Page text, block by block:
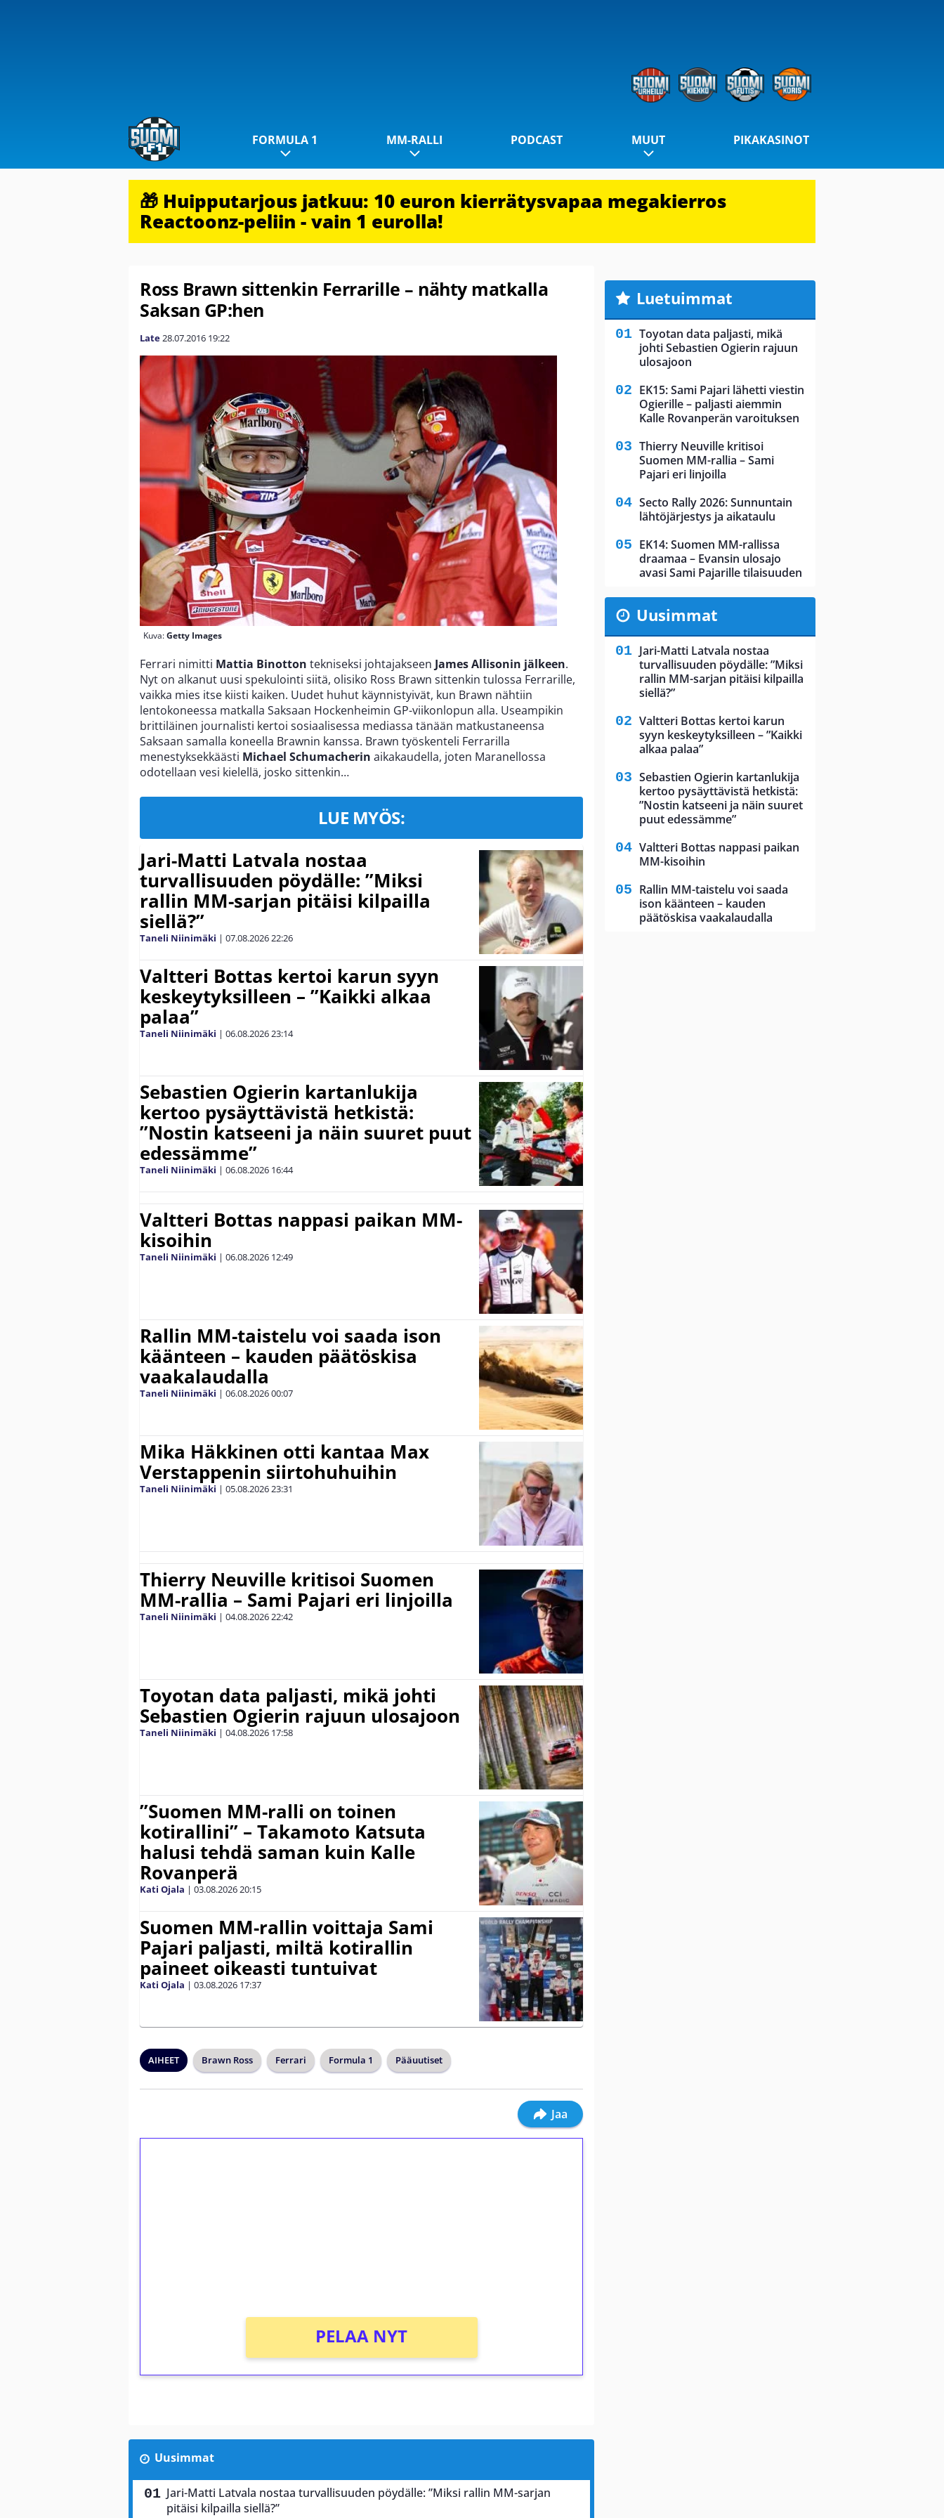
FORMULA 1 MM-RALLI PODCAST MUUT PIKAKASINOT
🎁 Huipputarjous jatkuu: 10 euron kierrätysvapaa megakierros
Reactoonz-peliin - vain 1 eurolla!
Ross Brawn sittenkin Ferrarille – nähty matkalla
Saksan GP:hen
Late28.07.2016 19:22
Kuva:Getty Images
Ferrari nimitti Mattia Binotton tekniseksi johtajakseen James Allisonin jälkeen.
Nyt on alkanut uusi spekulointi siitä, olisiko Ross Brawn sittenkin tulossa Ferrarille,
vaikka mies itse kiisti kaiken. Uudet huhut käynnistyivät, kun Brawn nähtiin
lentokoneessa matkalla Saksaan Hockenheimin GP-viikonlopun alla. Useampikin
brittiläinen journalisti kertoi sosiaalisessa mediassa tänään matkustaneensa
Saksaan samalla koneella Brawnin kanssa. Brawn työskenteli Ferrarilla
menestyksekkäästi Michael Schumacherin aikakaudella, joten Maranellossa
odotellaan vesi kielellä, josko sittenkin…
LUE MYÖS:
Jari-Matti Latvala nostaa
turvallisuuden pöydälle: ”Miksi
rallin MM-sarjan pitäisi kilpailla
siellä?”
Taneli Niinimäki | 07.08.202622:26
Valtteri Bottas kertoi karun syyn
keskeytyksilleen – ”Kaikki alkaa
palaa”
Taneli Niinimäki | 06.08.202623:14
Sebastien Ogierin kartanlukija
kertoo pysäyttävistä hetkistä:
”Nostin katseeni ja näin suuret puut
edessämme”
Taneli Niinimäki | 06.08.2026 16:44
Valtteri Bottas nappasi paikan MM-
kisoihin
Taneli Niinimäki | 06.08.2026 12:49
Rallin MM-taistelu voi saada ison
käänteen – kauden päätöskisa
vaakalaudalla
Taneli Niinimäki | 06.08.202600:07
Mika Häkkinen otti kantaa Max
Verstappenin siirtohuhuihin
Taneli Niinimäki | 05.08.202623:31
Thierry Neuville kritisoi Suomen
MM-rallia – Sami Pajari eri linjoilla
Taneli Niinimäki | 04.08.202622:42
Toyotan data paljasti, mikä johti
Sebastien Ogierin rajuun ulosajoon
Taneli Niinimäki | 04.08.2026 17:58
”Suomen MM-ralli on toinen
kotirallini” – Takamoto Katsuta
halusi tehdä saman kuin Kalle
Rovanperä
Kati Ojala | 03.08.202620:15
Suomen MM-rallin voittaja Sami
Pajari paljasti, miltä kotirallin
paineet oikeasti tuntuivat
Kati Ojala | 03.08.2026 17:37
AIHEET Brawn Ross Ferrari Formula 1 Pääuutiset
Jaa
PELAA NYT
Uusimmat
Jari-Matti Latvala nostaa turvallisuuden pöydälle: ”Miksi rallin MM-sarjan
pitäisi kilpailla siellä?”
Luetuimmat
Toyotan data paljasti, mikä
johti Sebastien Ogierin rajuun
ulosajoon
EK15: Sami Pajari lähetti viestin
Ogierille – paljasti aiemmin
Kalle Rovanperän varoituksen
Thierry Neuville kritisoi
Suomen MM-rallia – Sami
Pajari eri linjoilla
Secto Rally 2026: Sunnuntain
lähtöjärjestys ja aikataulu
EK14: Suomen MM-rallissa
draamaa – Evansin ulosajo
avasi Sami Pajarille tilaisuuden
Uusimmat
Jari-Matti Latvala nostaa
turvallisuuden pöydälle: ”Miksi
rallin MM-sarjan pitäisi kilpailla
siellä?”
Valtteri Bottas kertoi karun
syyn keskeytyksilleen – ”Kaikki
alkaa palaa”
Sebastien Ogierin kartanlukija
kertoo pysäyttävistä hetkistä:
”Nostin katseeni ja näin suuret
puut edessämme”
Valtteri Bottas nappasi paikan
MM-kisoihin
Rallin MM-taistelu voi saada
ison käänteen – kauden
päätöskisa vaakalaudalla